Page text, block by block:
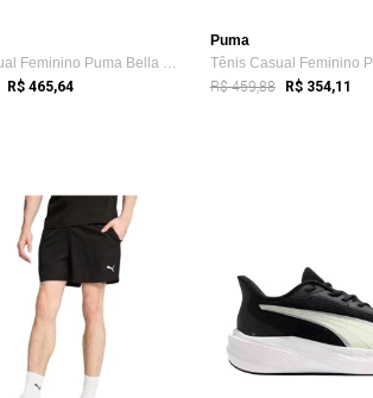
Tenis Casual Feminino Puma Bella Donna L Branco
R$ 465,64
Puma
R$ 459,88 R$ 354,11